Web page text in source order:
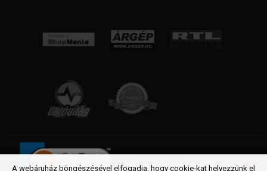
A webáruház böngészésével elfogadja, hogy cookie-kat helyezzünk el